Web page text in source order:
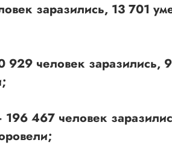
заразились, 13 701
929 человек заразились,
196 467 человек